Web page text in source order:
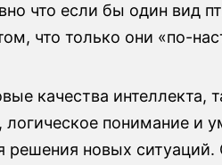
что если бы один вид
что только они «по-
качества интеллекта,
логическое понимание и
решения новых